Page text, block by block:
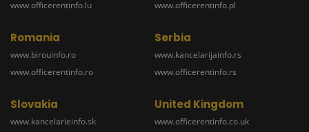
www.officerentinfo.lu
www.officerentinfo.pl
Romania
www.birouinfo.ro
www.officerentinfo.ro
Serbia
www.kancelarijainfo.rs
www.officerentinfo.rs
Slovakia
www.kancelarieinfo.sk
United Kingdom
www.officerentinfo.co.uk